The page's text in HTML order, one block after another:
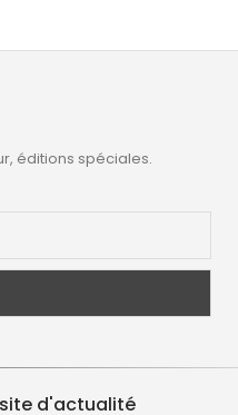
éditions spéciales.
d'actualité